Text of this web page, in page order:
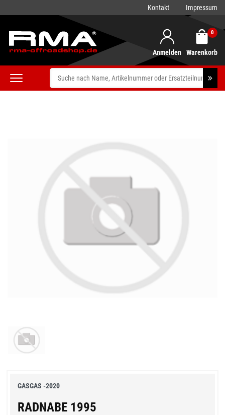
Kontakt Impressum
Anmelden
0
Warenkorb
GASGAS -2020
RADNABE 1995